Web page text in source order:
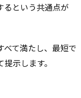
るという共通点が
て満たし、最短で
示します。